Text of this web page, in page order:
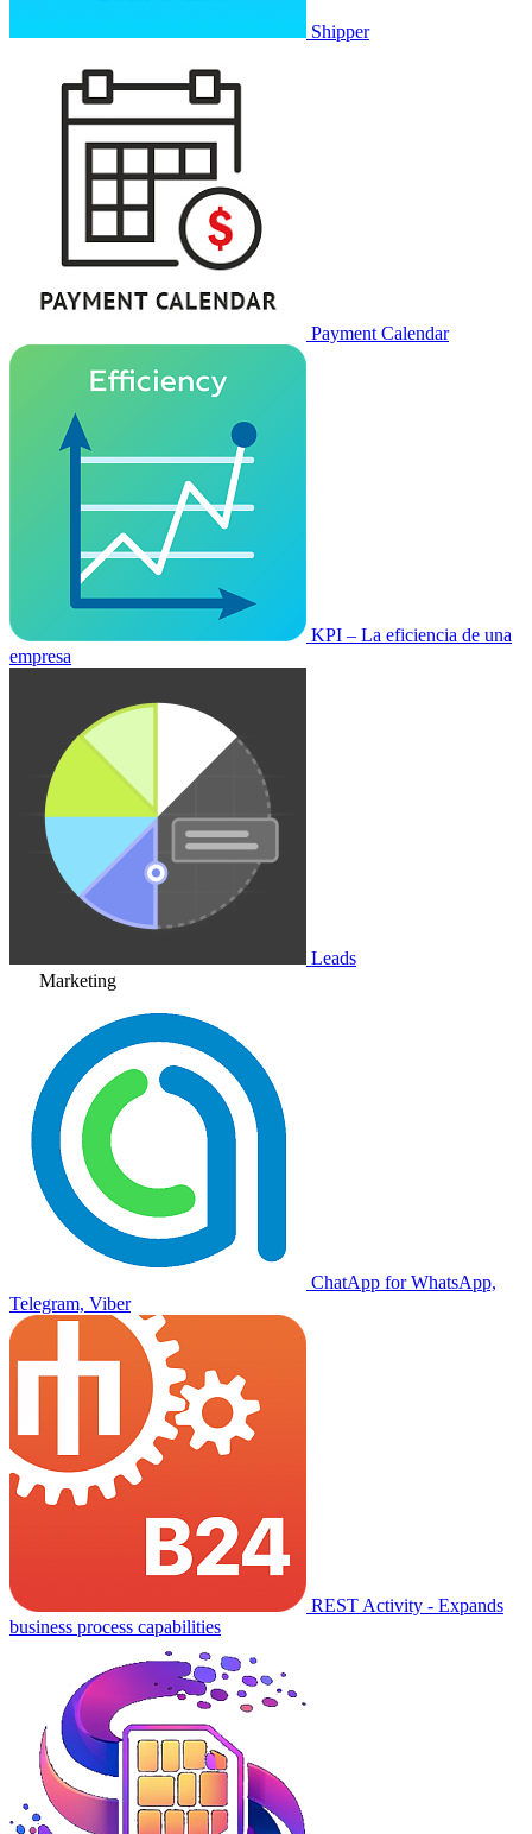
Shipper
Payment Calendar
KPI – La eficiencia de una
empresa
Leads
Marketing
ChatApp for WhatsApp,
Telegram, Viber
REST Activity - Expands
business process capabilities